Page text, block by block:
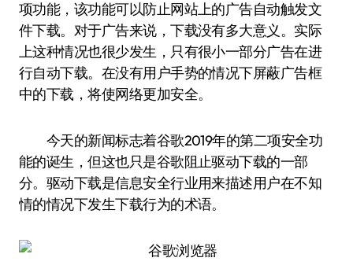
项功能，该功能可以防止网站上的广告自动触发文
件下载。对于广告来说，下载没有多大意义。实际
上这种情况也很少发生，只有很小一部分广告在进
行自动下载。在没有用户手势的情况下屏蔽广告框
中的下载，将使网络更加安全。
今天的新闻标志着谷歌2019年的第二项安全功
能的诞生，但这也只是谷歌阻止驱动下载的一部
分。驱动下载是信息安全行业用来描述用户在不知
情的情况下发生下载行为的术语。